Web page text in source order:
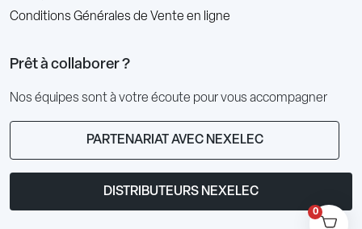
0
Conditions Générales de Vente en ligne
Prêt à collaborer ?
Nos équipes sont à votre écoute pour vous accompagner
PARTENARIAT AVEC NEXELEC
DISTRIBUTEURS NEXELEC